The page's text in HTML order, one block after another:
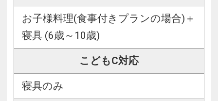
お子様料理(食事付きプランの場合)＋
寝具 (6歳～10歳)
こどもC対応
寝具のみ